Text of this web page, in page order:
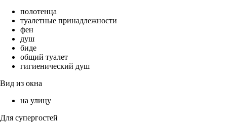
полотенца
туалетные принадлежности
фен
душ
биде
общий туалет
гигиенический душ
Вид из окна
на улицу
Для супергостей